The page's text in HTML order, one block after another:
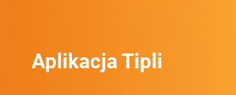
Aplikacja Tipli